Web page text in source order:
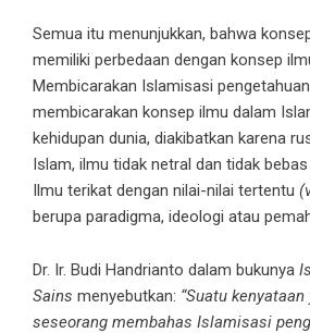
Semua itu menunjukkan, bahwa
memiliki perbedaan dengan konsep
Membicarakan Islamisasi
membicarakan konsep ilmu dalam
kehidupan dunia, diakibatkan karena
Islam, ilmu tidak netral dan tidak bebas
Ilmu terikat dengan nilai-nilai tertentu
berupa paradigma, ideologi atau
Dr. Ir. Budi Handrianto dalam bukunya
Sains menyebutkan: “Suatu
seseorang membahas Islamisasi